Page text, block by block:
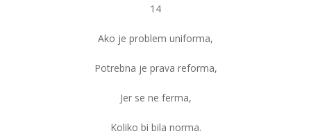
14
Ako je problem uniforma,
Potrebna je prava reforma,
Jer se ne ferma,
Koliko bi bila norma.